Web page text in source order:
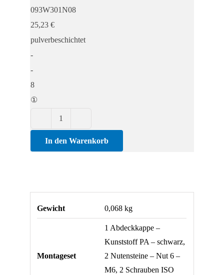
093W301N08
25,23 €
pulverbeschichtet
-
-
8
①
30
Menge
In den Warenkorb
Gewicht 0,068 kg
Montageset
1 Abdeckkappe –
Kunststoff PA – schwarz,
2 Nutensteine – Nut 6 –
M6, 2 Schrauben ISO